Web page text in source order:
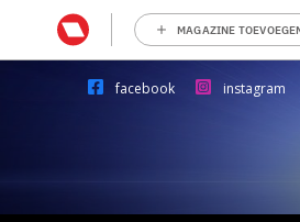
MAGAZINE
facebook instagram